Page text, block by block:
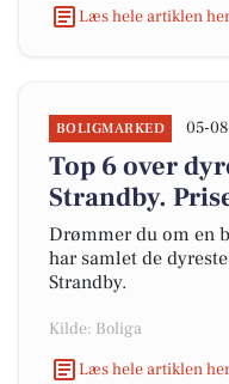
Læs hele artiklen
BOLIGMARKED 05-
Top 6 over
Strandby.
Drømmer du om en
har samlet de
Strandby.
Kilde: Boliga
Læs hele artiklen